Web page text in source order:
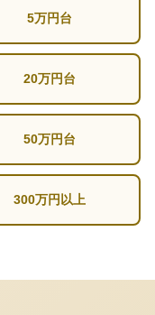
5万円台
20万円台
50万円台
300万円以上